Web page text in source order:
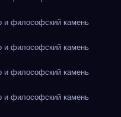
и философский камень
и философский камень
и философский камень
и философский камень